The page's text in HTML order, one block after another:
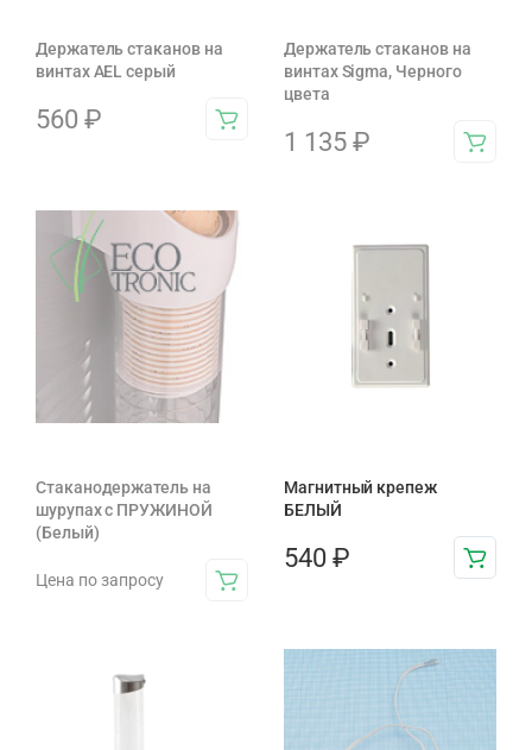
Держатель стаканов на
винтах AEL серый
560 ₽
Держатель стаканов на
винтах Sigma, Черного
цвета
1 135 ₽
Стаканодержатель на
шурупах с ПРУЖИНОЙ
(Белый)
Цена по запросу
Магнитный крепеж
БЕЛЫЙ
540 ₽